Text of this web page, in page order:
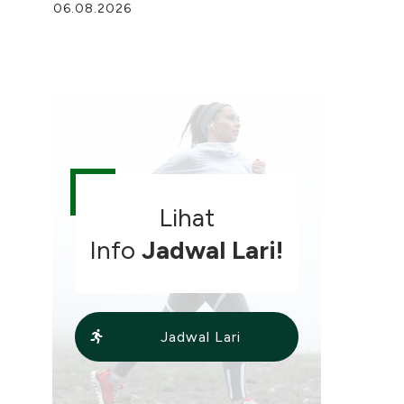
06.08.2026
Lihat
InfoJadwal Lari!
Jadwal Lari